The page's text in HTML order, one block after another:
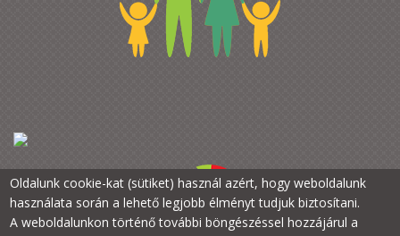
Oldalunk cookie-kat (sütiket) használ azért, hogy weboldalunk
használata során a lehető legjobb élményt tudjuk biztosítani.
A weboldalunkon történő további böngészéssel hozzájárul a